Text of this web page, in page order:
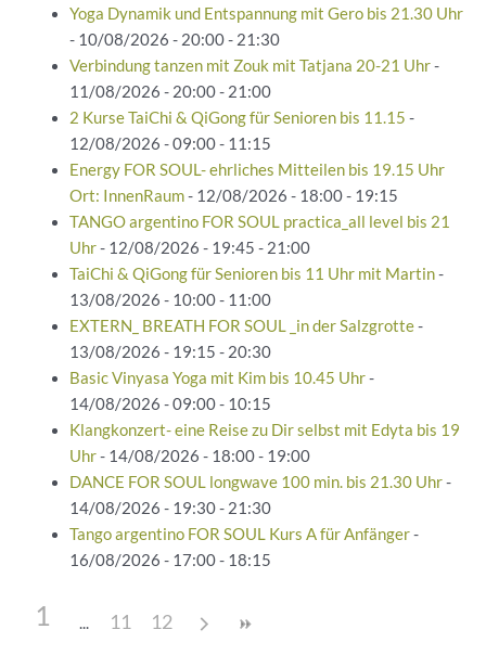
Yoga Dynamik und Entspannung mit Gero bis 21.30 Uhr
- 10/08/2026 - 20:00 - 21:30
Verbindung tanzen mit Zouk mit Tatjana 20-21 Uhr-
11/08/2026 - 20:00 - 21:00
2 Kurse TaiChi & QiGong für Senioren bis 11.15 -
12/08/2026 - 09:00 - 11:15
Energy FOR SOUL- ehrliches Mitteilen bis 19.15 Uhr
Ort: InnenRaum- 12/08/2026 - 18:00 - 19:15
TANGO argentino FOR SOUL practica_all level bis 21
Uhr- 12/08/2026 - 19:45 - 21:00
TaiChi & QiGong für Senioren bis 11 Uhr mit Martin-
13/08/2026 - 10:00 - 11:00
EXTERN_ BREATH FOR SOUL _in der Salzgrotte-
13/08/2026 - 19:15 - 20:30
Basic Vinyasa Yoga mit Kim bis 10.45 Uhr-
14/08/2026 - 09:00 - 10:15
Klangkonzert- eine Reise zu Dir selbst mit Edyta bis 19
Uhr- 14/08/2026 - 18:00 - 19:00
DANCE FOR SOUL longwave 100 min. bis 21.30 Uhr-
14/08/2026 - 19:30 - 21:30
Tango argentino FOR SOUL Kurs A für Anfänger-
16/08/2026 - 17:00 - 18:15
1 11 12